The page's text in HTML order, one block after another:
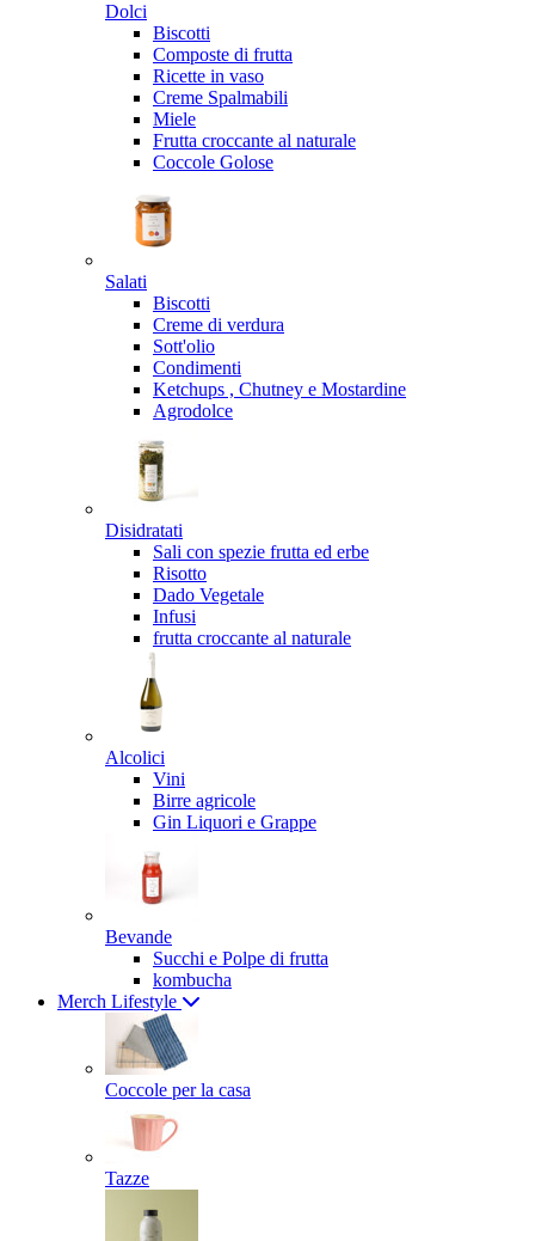
Dolci
Biscotti
Composte di frutta
Ricette in vaso
Creme Spalmabili
Miele
Frutta croccante al naturale
Coccole Golose
Salati
Biscotti
Creme di verdura
Sott'olio
Condimenti
Ketchups , Chutney e Mostardine
Agrodolce
Disidratati
Sali con spezie frutta ed erbe
Risotto
Dado Vegetale
Infusi
frutta croccante al naturale
Alcolici
Vini
Birre agricole
Gin Liquori e Grappe
Bevande
Succhi e Polpe di frutta
kombucha
Merch Lifestyle
Coccole per la casa
Tazze